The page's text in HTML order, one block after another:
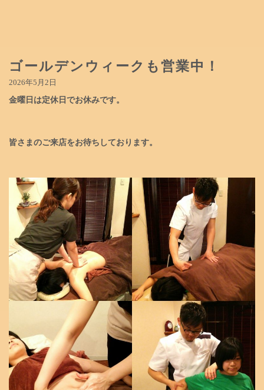
ゴールデンウィークも営業中！
2026年5月2日
金曜日は定休日でお休みです。
皆さまのご来店をお待ちしております。